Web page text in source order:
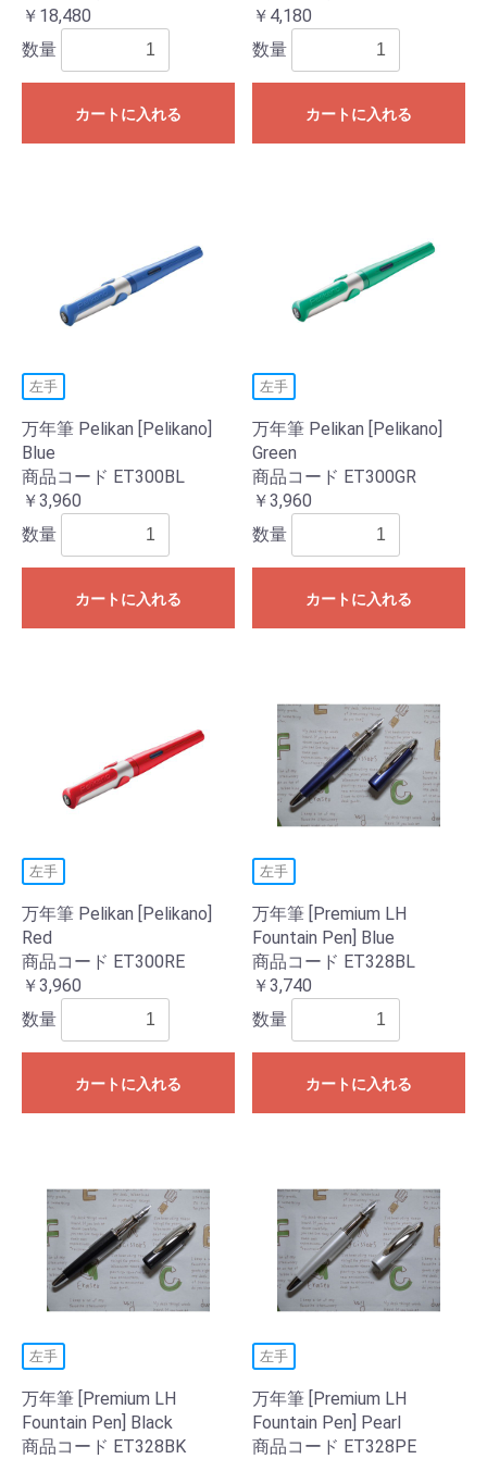
￥18,480
数量
カートに入れる
￥4,180
数量
カートに入れる
左手
万年筆 Pelikan [Pelikano]
Blue
商品コード ET300BL
￥3,960
数量
カートに入れる
左手
万年筆 Pelikan [Pelikano]
Green
商品コード ET300GR
￥3,960
数量
カートに入れる
左手
万年筆 Pelikan [Pelikano]
Red
商品コード ET300RE
￥3,960
数量
カートに入れる
左手
万年筆 [Premium LH
Fountain Pen] Blue
商品コード ET328BL
￥3,740
数量
カートに入れる
左手
万年筆 [Premium LH
Fountain Pen] Black
商品コード ET328BK
左手
万年筆 [Premium LH
Fountain Pen] Pearl
商品コード ET328PE